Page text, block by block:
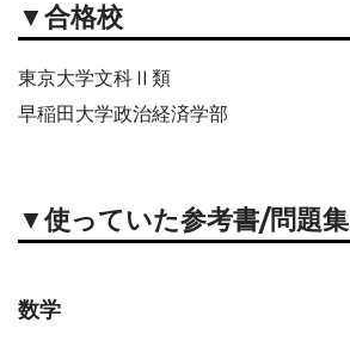
▼合格校
東京大学文科Ⅱ類
早稲田大学政治経済学部
▼使っていた参考書/問題集
数学